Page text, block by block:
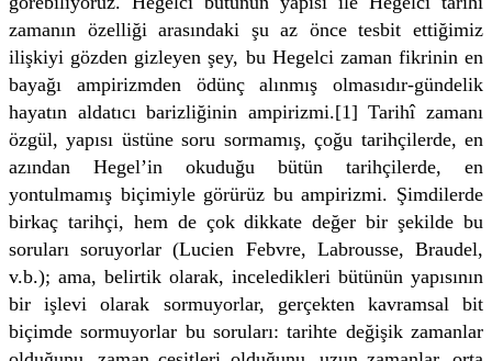
zamanın özelliği arasındaki şu az önce tesbit ettiğimiz
ilişkiyi gözden gizleyen şey, bu Hegelci zaman fikrinin en
bayağı ampirizmden ödünç alınmış olmasıdır-gündelik
hayatın aldatıcı barizliğinin ampirizmi.[1] Tarihî zamanı
özgül, yapısı üstüne soru sormamış, çoğu tarihçilerde, en
azından Hegel’in okuduğu bütün tarihçilerde, en
yontulmamış biçimiyle görürüz bu ampirizmi. Şimdilerde
birkaç tarihçi, hem de çok dikkate değer bir şekilde bu
soruları soruyorlar (Lucien Febvre, Labrousse, Braudel,
v.b.); ama, belirtik olarak, inceledikleri bütünün yapısının
bir işlevi olarak sormuyorlar, gerçekten kavramsal bit
biçimde sormuyorlar bu soruları: tarihte değişik zamanlar